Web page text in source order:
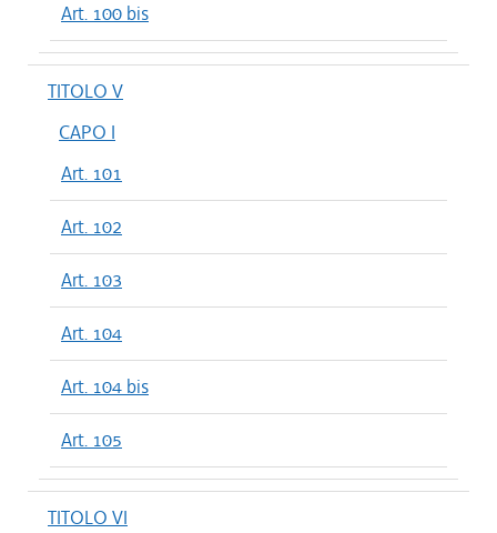
Art. 100 bis
TITOLO V
CAPO I
Art. 101
Art. 102
Art. 103
Art. 104
Art. 104 bis
Art. 105
TITOLO VI